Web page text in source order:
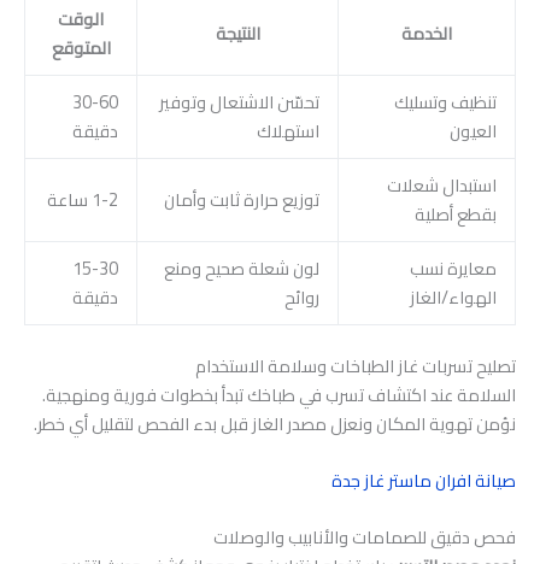
الخدمة النتيجة
الوقت
المتوقع
تنظيف وتسليك
العيون
تحسّن الاشتعال وتوفير
استهلاك
30-60
دقيقة
استبدال شعلات
بقطع أصلية
توزيع حرارة ثابت وأمان 1-2 ساعة
معايرة نسب
الهواء/الغاز
لون شعلة صحيح ومنع
روائح
15-30
دقيقة
تصليح تسربات غاز الطباخات وسلامة الاستخدام
السلامة عند اكتشاف تسرب في طباخك تبدأ بخطوات فورية ومنهجية.
نؤمن تهوية المكان ونعزل مصدر الغاز قبل بدء الفحص لتقليل أي خطر.
صيانة افران ماستر غاز جدة
فحص دقيق للصمامات والأنابيب والوصلات